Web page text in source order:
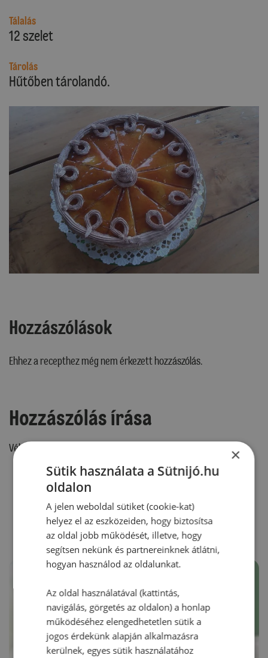
Tálalás
12 szelet
Tárolás
Hűtőben tárolandó.
Hozzászólások
Ehhez a recepthez még nem érkezett hozzászólás.
Hozzászólás írása
Vélemény írásához, kérjük,
RECEPTAJÁNLÓ
×
Sütik használata a Sütnijó.hu
oldalon
A jelen weboldal sütiket (cookie-kat)
helyez el az eszközeiden, hogy biztosítsa
az oldal jobb működését, illetve, hogy
segítsen nekünk és partnereinknek átlátni,
hogyan használod az oldalunkat.
Az oldal használatával (kattintás,
navigálás, görgetés az oldalon) a honlap
működéséhez elengedhetetlen sütik a
jogos érdekünk alapján alkalmazásra
kerülnek, egyes sütik használatához